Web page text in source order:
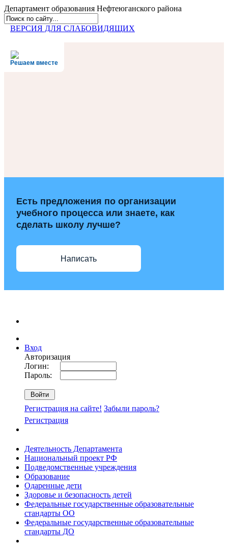
Департамент образования Нефтеюганского района
ВЕРСИЯ ДЛЯ СЛАБОВИДЯЩИХ
Решаем вместе
Есть предложения по организации
учебного процесса или знаете, как
сделать школу лучше?
Написать
Вход
Авторизация
Логин:
Пароль:
Регистрация на сайте! Забыли пароль?
Регистрация
Деятельность Департамента
Национальный проект РФ
Подведомственные учреждения
Образование
Одаренные дети
Здоровье и безопасность детей
Федеральные государственные образовательные
стандарты ОО
Федеральные государственные образовательные
стандарты ДО